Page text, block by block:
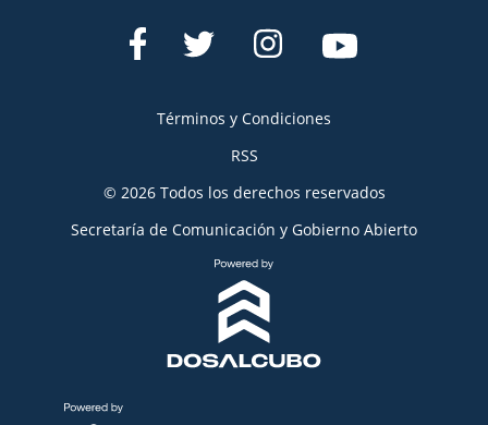
Términos y Condiciones
RSS
© 2026 Todos los derechos reservados
Secretaría de Comunicación y Gobierno Abierto